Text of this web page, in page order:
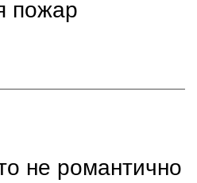
пожар
не романтично